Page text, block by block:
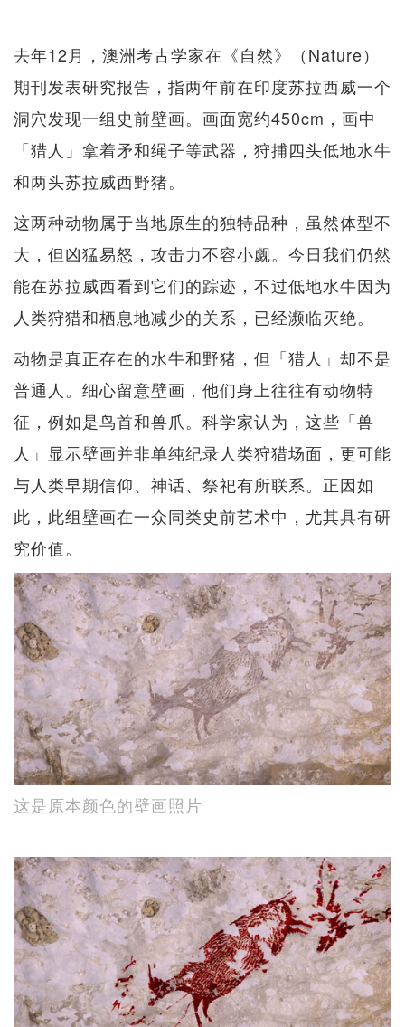
去年12月，澳洲考古学家在《自然》（Nature）
期刊发表研究报告，指两年前在印度苏拉西威一个
洞穴发现一组史前壁画。画面宽约450cm，画中
「猎人」拿着矛和绳子等武器，狩捕四头低地水牛
和两头苏拉威西野猪。
这两种动物属于当地原生的独特品种，虽然体型不
大，但凶猛易怒，攻击力不容小觑。今日我们仍然
能在苏拉威西看到它们的踪迹，不过低地水牛因为
人类狩猎和栖息地减少的关系，已经濒临灭绝。
动物是真正存在的水牛和野猪，但「猎人」却不是
普通人。细心留意壁画，他们身上往往有动物特
征，例如是鸟首和兽爪。科学家认为，这些「兽
人」显示壁画并非单纯纪录人类狩猎场面，更可能
与人类早期信仰、神话、祭祀有所联系。正因如
此，此组壁画在一众同类史前艺术中，尤其具有研
究价值。
这是原本颜色的壁画照片